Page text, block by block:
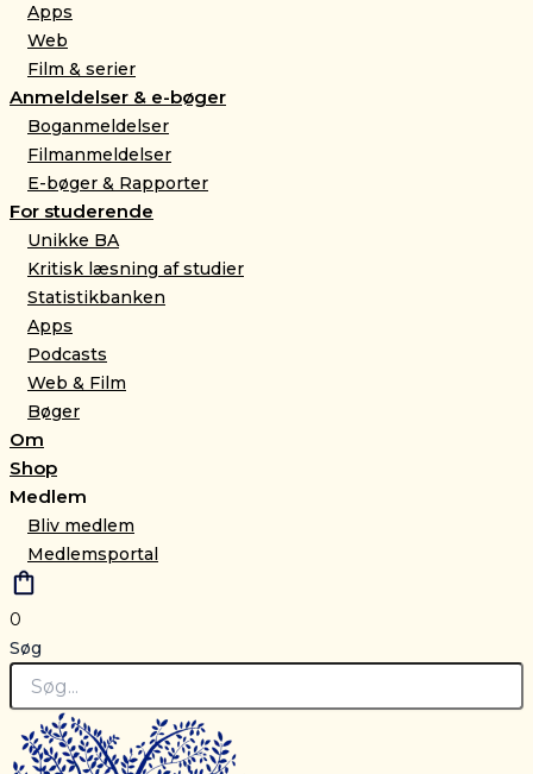
Apps
Web
Film & serier
Anmeldelser & e-bøger
Boganmeldelser
Filmanmeldelser
E-bøger & Rapporter
For studerende
Unikke BA
Kritisk læsning af studier
Statistikbanken
Apps
Podcasts
Web & Film
Bøger
Om
Shop
Medlem
Bliv medlem
Medlemsportal
0
Søg